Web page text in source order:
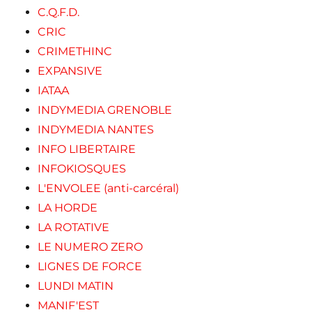
C.Q.F.D.
CRIC
CRIMETHINC
EXPANSIVE
IATAA
INDYMEDIA GRENOBLE
INDYMEDIA NANTES
INFO LIBERTAIRE
INFOKIOSQUES
L'ENVOLEE (anti-carcéral)
LA HORDE
LA ROTATIVE
LE NUMERO ZERO
LIGNES DE FORCE
LUNDI MATIN
MANIF'EST